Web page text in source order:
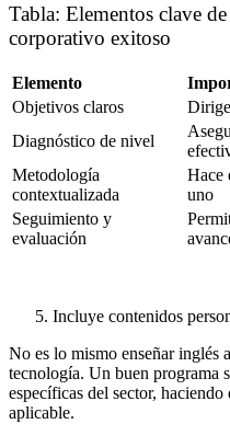
Tabla: Elementos clave
corporativo exitoso
Elemento
Objetivos claros
Diagnóstico de nivel
Metodología
contextualizada
Hace
uno
Seguimiento y
evaluación
Incluye contenidos
No es lo mismo enseñar inglés
tecnología. Un buen programa
específicas del sector,
aplicable.